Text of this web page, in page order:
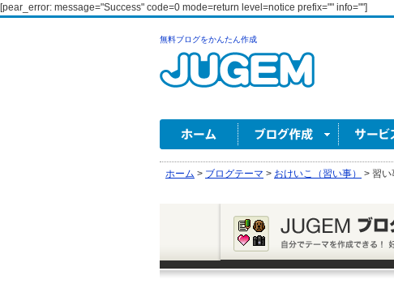
[pear_error: message="Success" code=0 mode=return level=notice prefix="" info=""]
無料ブログをかんたん作成
ホーム > ブログテーマ > おけいこ（習い事） > 習い